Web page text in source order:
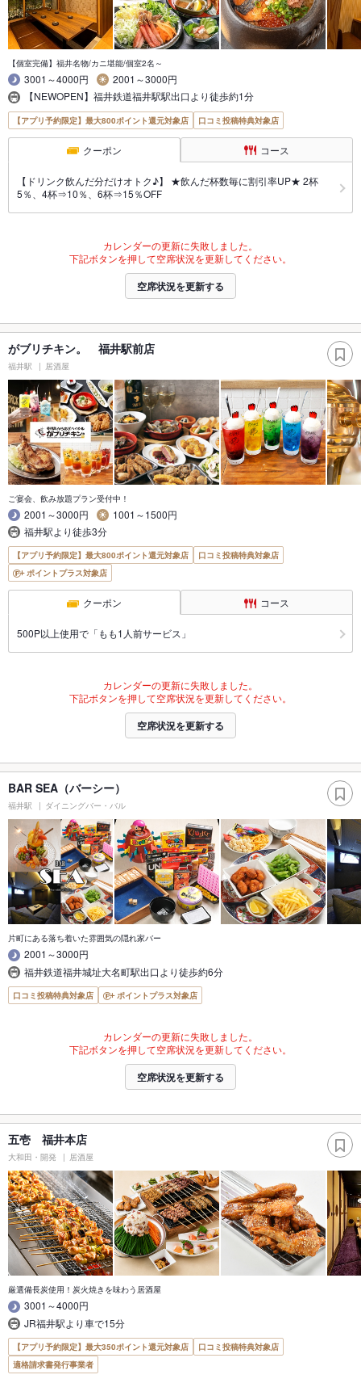
【個室完備】福井名物/カニ堪能/個室2名～
3001～4000円
2001～3000円
【NEWOPEN】福井鉄道福井駅駅出口より徒歩約1分
【アプリ予約限定】最大800ポイント還元対象店 口コミ投稿特典対象店
クーポン コース
【ドリンク飲んだ分だけオトク♪】 ★飲んだ杯数毎に割引率UP★ 2杯
5％、4杯⇒10％、6杯⇒15％OFF
カレンダーの更新に失敗しました。
下記ボタンを押して空席状況を更新してください。
空席状況を更新する
がブリチキン。 福井駅前店
福井駅 居酒屋
ご宴会、飲み放題プラン受付中！
2001～3000円
1001～1500円
福井駅より徒歩3分
【アプリ予約限定】最大800ポイント還元対象店
口コミ投稿特典対象店
ポイントプラス対象店
クーポン コース
500P以上使用で「もも1人前サービス」
カレンダーの更新に失敗しました。
下記ボタンを押して空席状況を更新してください。
空席状況を更新する
BAR SEA（バーシー）
福井駅 ダイニングバー・バル
片町にある落ち着いた雰囲気の隠れ家バー
2001～3000円
福井鉄道福井城址大名町駅出口より徒歩約6分
口コミ投稿特典対象店 ポイントプラス対象店
カレンダーの更新に失敗しました。
下記ボタンを押して空席状況を更新してください。
空席状況を更新する
五壱 福井本店
大和田・開発 居酒屋
厳選備長炭使用！炭火焼きを味わう居酒屋
3001～4000円
JR福井駅より車で15分
【アプリ予約限定】最大350ポイント還元対象店
口コミ投稿特典対象店
適格請求書発行事業者